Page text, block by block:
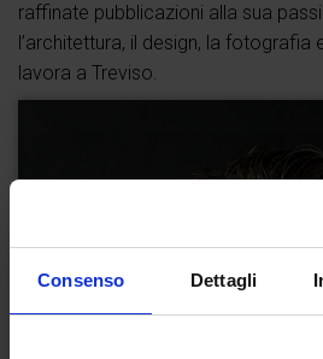
Consenso Dettagli
raffinate pubblicazioni alla sua
l’architettura, il design, la fotografia
lavora a Treviso.